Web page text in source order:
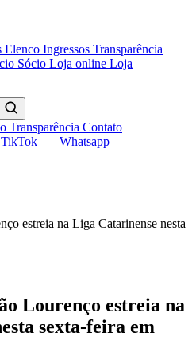
Elenco Ingressos Transparência
Sócio Loja online Loja
Transparência Contato
TikTok Whatsapp
Lourenço estreia na
sexta-feira em